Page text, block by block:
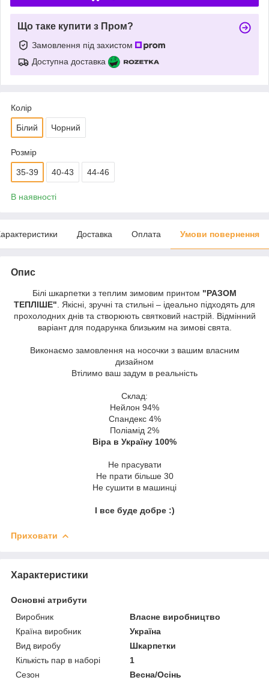
Що таке купити з Пром?
Замовлення під захистом
Доступна доставка
Колір
Білий Чорний
Розмір
35-39 40-43 44-46
В наявності
Доставка Оплата Умови повернення
Опис
Білі шкарпетки з теплим зимовим принтом "РАЗОМ
ТЕПЛІШЕ" . Якісні, зручні та стильні – ідеально підходять для
прохолодних днів та створюють святковий настрій. Відмінний
варіант для подарунка близьким на зимові свята.
Виконаємо замовлення на носочки з вашим власним
дизайном
Втілимо ваш задум в реальність
Склад:
Нейлон 94%
Спандекс 4%
Поліамід 2%
Віра в Україну 100%
Не прасувати
Не прати більше 30
Не сушити в машинці
І все буде добре :)
Приховати
Характеристики
Основні атрибути
Виробник
Власне виробництво
Країна виробник
Україна
Вид виробу
Шкарпетки
Кількість пар в наборі
1
Сезон
Весна/Осінь